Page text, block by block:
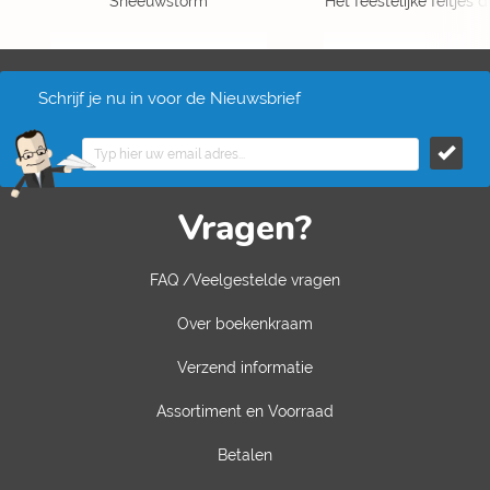
Schrijf je nu in voor de Nieuwsbrief
Vragen?
FAQ /Veelgestelde vragen
Over boekenkraam
Verzend informatie
Assortiment en Voorraad
Betalen